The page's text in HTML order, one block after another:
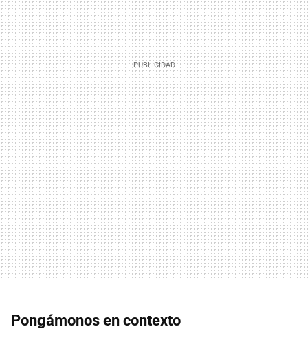
Pongámonos en contexto